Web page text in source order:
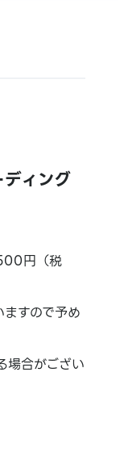
ィング
円（税
すので予め
場合がござい